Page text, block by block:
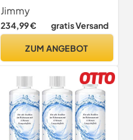
Leistungsstark
Matratzenreiniger mit UV-
C-Licht, Hausstaubmilben
Funktion,16Kpa Absaugung
Matratze Sofa Bett
Jimmy
234,99 € gratis Versand
ZUM ANGEBOT